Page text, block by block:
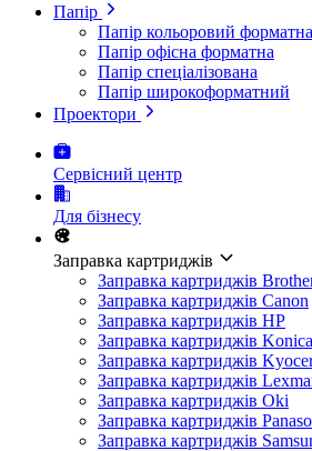
Папір
Папір кольоровий форматна
Папір офісна форматна
Папір спеціалізована
Папір широкоформатний
Проектори
Сервісний центр
Для бізнесу
Заправка картриджів
Заправка картриджів
Заправка картриджів Canon
Заправка картриджів HP
Заправка картриджів
Заправка картриджів
Заправка картриджів
Заправка картриджів Oki
Заправка картриджів
Заправка картриджів